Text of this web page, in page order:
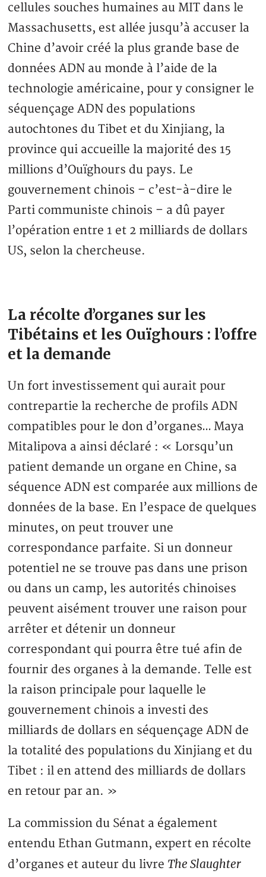
cellules souches humaines au MIT dans le
Massachusetts, est allée jusqu’à accuser la
Chine d’avoir créé la plus grande base de
données ADN au monde à l’aide de la
technologie américaine, pour y consigner le
séquençage ADN des populations
autochtones du Tibet et du Xinjiang, la
province qui accueille la majorité des 15
millions d’Ouïghours du pays. Le
gouvernement chinois – c’est-à-dire le
Parti communiste chinois – a dû payer
l’opération entre 1 et 2 milliards de dollars
US, selon la chercheuse.
La récolte d’organes sur les
Tibétains et les Ouïghours : l’offre
et la demande
Un fort investissement qui aurait pour
contrepartie la recherche de profils ADN
compatibles pour le don d’organes… Maya
Mitalipova a ainsi déclaré : « Lorsqu’un
patient demande un organe en Chine, sa
séquence ADN est comparée aux millions de
données de la base. En l’espace de quelques
minutes, on peut trouver une
correspondance parfaite. Si un donneur
potentiel ne se trouve pas dans une prison
ou dans un camp, les autorités chinoises
peuvent aisément trouver une raison pour
arrêter et détenir un donneur
correspondant qui pourra être tué afin de
fournir des organes à la demande. Telle est
la raison principale pour laquelle le
gouvernement chinois a investi des
milliards de dollars en séquençage ADN de
la totalité des populations du Xinjiang et du
Tibet : il en attend des milliards de dollars
en retour par an. »
La commission du Sénat a également
entendu Ethan Gutmann, expert en récolte
d’organes et auteur du livre The Slaughter